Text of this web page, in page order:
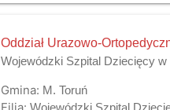
Oddział Urazowo-
Wojewódzki Szpital Dziecięcy w
Gmina: M. Toruń
Wojewódzki Szpital